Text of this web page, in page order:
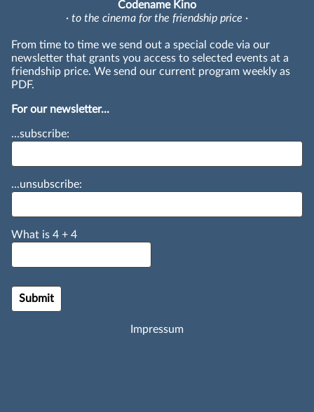
Codename Kino
· to the cinema for the friendship price ·
From time to time we send out a special code via our
newsletter that grants you access to selected events at a
friendship price. We send our current program weekly as
PDF.
For our newsletter...
...subscribe:
...unsubscribe:
What is 4 + 4
Impressum